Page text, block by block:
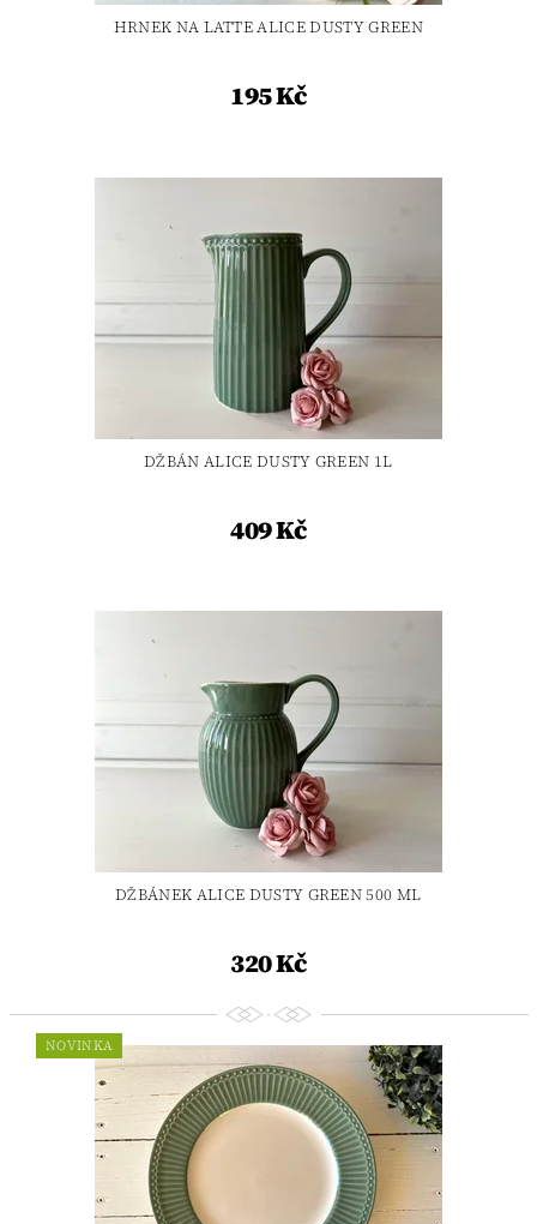
HRNEK NA LATTE ALICE DUSTY GREEN
195 Kč
DŽBÁN ALICE DUSTY GREEN 1L
409 Kč
DŽBÁNEK ALICE DUSTY GREEN 500 ML
320 Kč
NOVINKA